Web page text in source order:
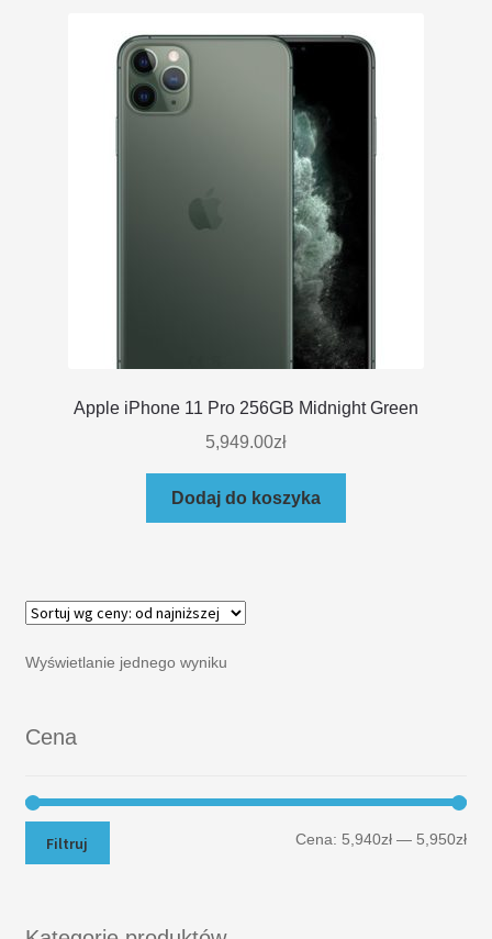
DOSTAWA I ZWROTY
POLITYKA PRYWATNOŚCI
REGULAMIN SKLEPU
Apple iPhone 11 Pro 256GB Midnight Green
5,949.00zł
Dodaj do koszyka
Wyświetlanie jednego wyniku
Cena
Filtruj Cena: 5,940zł — 5,950zł